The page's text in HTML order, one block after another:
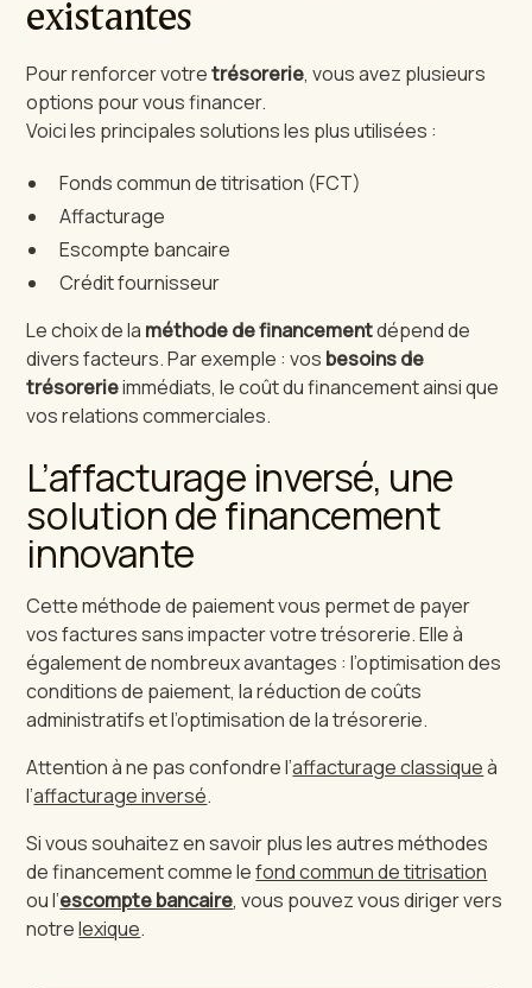
existantes
Pour renforcer votretrésorerie, vous avez plusieurs
options pour vous financer.
Voici les principales solutions les plus utilisées :
Fonds commun de titrisation (FCT)
Affacturage
Escompte bancaire
Crédit fournisseur
Le choix de la méthode de financementdépend de
divers facteurs. Par exemple : vos besoins de
trésorerieimmédiats, le coût du financement ainsi que
vos relations commerciales.
L’affacturage inversé, une
solution de financement
innovante
Cette méthode de paiement vous permet de payer
vos factures sans impacter votre trésorerie. Elle à
également de nombreux avantages : l’optimisation des
conditions de paiement, la réduction de coûts
administratifs et l’optimisation de la trésorerie.
Attention à ne pas confondre l’affacturage classiqueà
l’affacturage inversé.
Si vous souhaitez en savoir plus les autres méthodes
de financement comme lefond commun de titrisation
ou l’escompte bancaire, vous pouvez vous diriger vers
notrelexique.